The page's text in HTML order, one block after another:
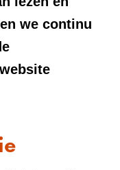
we continu